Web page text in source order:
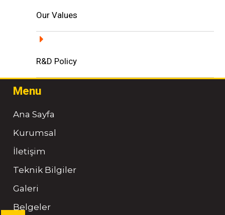
Our Values
R&D Policy
Menu
Ana Sayfa
Kurumsal
İletişim
Teknik Bilgiler
Galeri
Belgeler